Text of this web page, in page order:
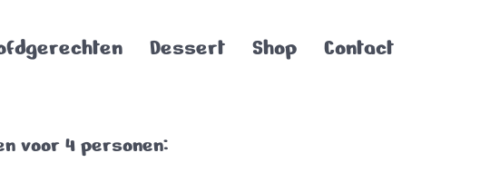
Dessert Shop Contact
voor 4 personen: